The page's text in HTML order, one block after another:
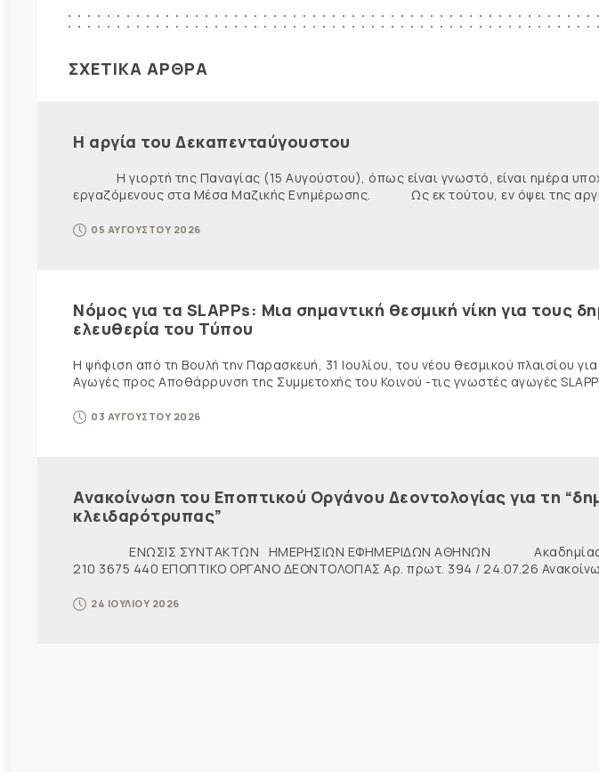
ΣΧΕΤΙΚΑ ΑΡΘΡΑ
Η αργία του Δεκαπενταύγουστου
Η γιορτή της Παναγίας (15 Αυγούστου), όπως είναι γνωστό, είναι ημέρα
εργαζόμενους στα Μέσα Μαζικής Ενημέρωσης. Ως εκ τούτου, εν όψει της
05 ΑΥΓΟΥΣΤΟΥ 2026
Νόμος για τα SLAPPs: Μια σημαντική θεσμική νίκη για τους
ελευθερία του Τύπου
Η ψήφιση από τη Βουλή την Παρασκευή, 31 Ιουλίου, του νέου θεσμικού πλαισίου
Αγωγές προς Αποθάρρυνση της Συμμετοχής του Κοινού -τις γνωστές αγωγές
03 ΑΥΓΟΥΣΤΟΥ 2026
Ανακοίνωση του Εποπτικού Οργάνου Δεοντολογίας για τη
κλειδαρότρυπας”
ΕΝΩΣΙΣ ΣΥΝΤΑΚΤΩΝ ΗΜΕΡΗΣΙΩΝ ΕΦΗΜΕΡΙΔΩΝ ΑΘΗΝΩΝ
210 3675 440 ΕΠΟΠΤΙΚΟ ΟΡΓΑΝΟ ΔΕΟΝΤΟΛΟΓΙΑΣ Αρ. πρωτ. 394 / 24.07.26
24 ΙΟΥΛΙΟΥ 2026